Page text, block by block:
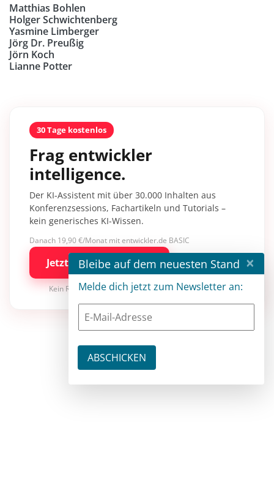
Matthias Bohlen
Holger Schwichtenberg
Yasmine Limberger
Jörg Dr. Preußig
Jörn Koch
Lianne Potter
30 Tage kostenlos
Frag entwickler
intelligence.
Der KI-Assistent mit über 30.000 Inhalten aus
Konferenzsessions, Fachartikeln und Tutorials –
kein generisches KI-Wissen.
Danach 19,90 €/Monat mit entwickler.de BASIC
Jetzt kostenlos testen
Kein Risiko · jederzeit kündbar
Bleibe auf dem neuesten Stand ×
Melde dich jetzt zum Newsletter an: